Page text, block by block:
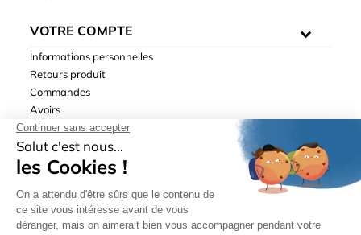
VOTRE COMPTE
Informations personnelles
Retours produit
Commandes
Avoirs
Adresses
Bons de réduction